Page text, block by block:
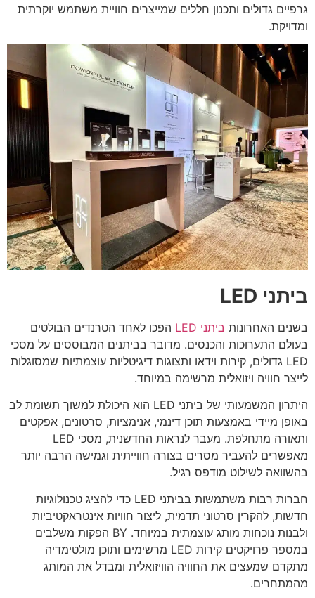
גרפיים גדולים ותכנון חללים שמייצרים חוויית משתמש יוקרתית
ומדויקת.
ביתני LED
בשנים האחרונות ביתני LED
הפכו לאחד הטרנדים הבולטים
בעולם התערוכות והכנסים. מדובר בביתנים המבוססים על מסכי
LED גדולים, קירות וידאו ותצוגות דיגיטליות עוצמתיות שמסוגלות
לייצר חוויה ויזואלית מרשימה במיוחד.
היתרון המשמעותי של ביתני LED הוא היכולת למשוך תשומת לב
באופן מיידי באמצעות תוכן דינמי, אנימציות, סרטונים, אפקטים
ותאורה מתחלפת. מעבר לנראות החדשנית, מסכי LED
מאפשרים להעביר מסרים בצורה חווייתית וגמישה הרבה יותר
בהשוואה לשילוט מודפס רגיל.
חברות רבות משתמשות בביתני LED כדי להציג טכנולוגיות
חדשות, להקרין סרטוני תדמית, ליצור חוויות אינטראקטיביות
ולבנות נוכחות מותג עוצמתית במיוחד. BY הפקות משלבים
במספר פרויקטים קירות LED מרשימים ותוכן מולטימדיה
מתקדם שמעצים את החוויה הוויזואלית ומבדל את המותג
מהמתחרים.